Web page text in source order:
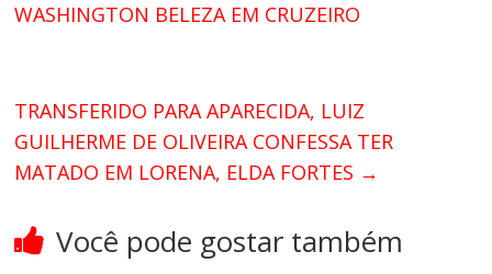
WASHINGTON BELEZA EM CRUZEIRO
TRANSFERIDO PARA APARECIDA, LUIZ
GUILHERME DE OLIVEIRA CONFESSA TER
MATADO EM LORENA, ELDA FORTES →
Você pode gostar também